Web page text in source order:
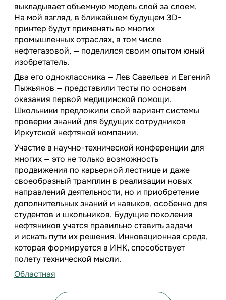
выкладывает объемную модель слой за слоем.
На мой взгляд, в ближайшем будущем 3D-
принтер будут применять во многих
промышленных отраслях, в том числе
нефтегазовой, — поделился своим опытом юный
изобретатель.
Два его одноклассника — Лев Савельев и Евгений
Пыжьянов — представили тесты по основам
оказания первой медицинской помощи.
Школьники предложили свой вариант системы
проверки знаний для будущих сотрудников
Иркутской нефтяной компании.
Участие в научно-технической конференции для
многих — это не только возможность
продвижения по карьерной лестнице и даже
своеобразный трамплин в реализации новых
направлений деятельности, но и приобретение
дополнительных знаний и навыков, особенно для
студентов и школьников. Будущие поколения
нефтяников учатся правильно ставить задачи
и искать пути их решения. Инновационная среда,
которая формируется в ИНК, способствует
полету технической мысли.
Областная